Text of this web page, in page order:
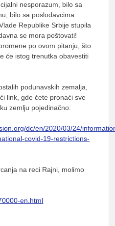
nesporazum, bilo sa
bilo sa poslodavcima.
Republike Srbije stupila
se mora poštovati!
po ovom pitanju, što
će istog trenutka obavestiti
podunavskih zemalja,
link, gde ćete pronaći sve
zemlju pojedinačno:
dc/en/2020/03/24/
covid-19-restrictions-
na reci Rajni, molimo
en.html